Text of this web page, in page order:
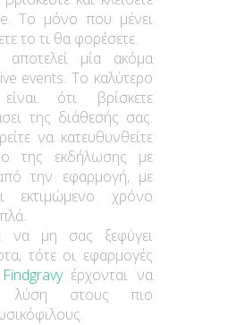
Το μόνο που μένει
το τι θα φορέσετε.
μία ακόμα
events. Το καλύτερο
ότι βρίσκετε
της διάθεσής σας.
να κατευθυνθείτε
της εκδήλωσης με
την εφαρμογή, με
εκτιμώμενο χρόνο
να μη σας ξεφύγει
τότε οι εφαρμογές
Findgravyέρχονται να
στους πιο